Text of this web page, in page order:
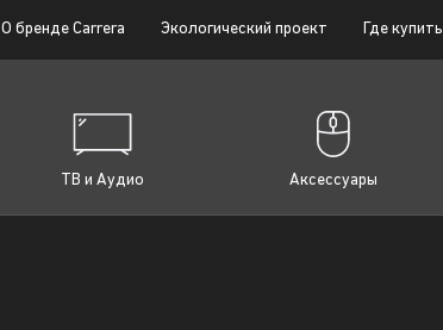
О бренде Carrera Экологический проект Где купить
ТВ и Аудио Аксессуары